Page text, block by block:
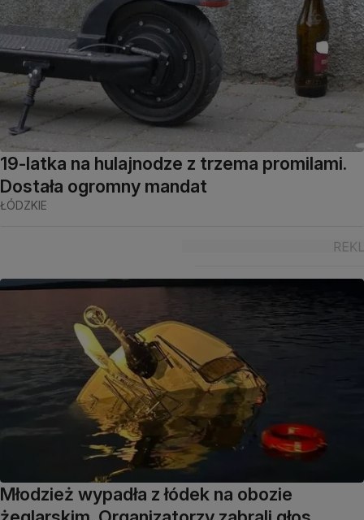
19-latka na hulajnodze z trzema promilami.
Dostała ogromny mandat
ŁÓDZKIE
Młodzież wypadła z łódek na obozie